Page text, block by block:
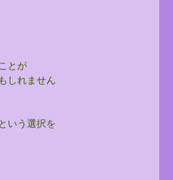
とが
しれません
いう選択を